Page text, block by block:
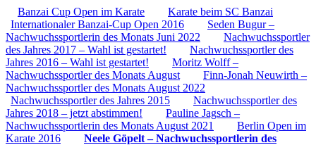
Banzai Cup Open im Karate
Karate beim SC Banzai
Internationaler Banzai-Cup Open 2016
Seden Bugur –
Nachwuchssportlerin des Monats Juni 2022
Nachwuchssportler
des Jahres 2017 – Wahl ist gestartet!
Nachwuchssportler des
Jahres 2016 – Wahl ist gestartet!
Moritz Wolff –
Nachwuchssportler des Monats August
Finn-Jonah Neuwirth –
Nachwuchssportler des Monats August 2022
Nachwuchssportler des Jahres 2015
Nachwuchssportler des
Jahres 2018 – jetzt abstimmen!
Pauline Jagsch –
Nachwuchssportlerin des Monats August 2021
Berlin Open im
Karate 2016
Neele Göpelt – Nachwuchssportlerin des